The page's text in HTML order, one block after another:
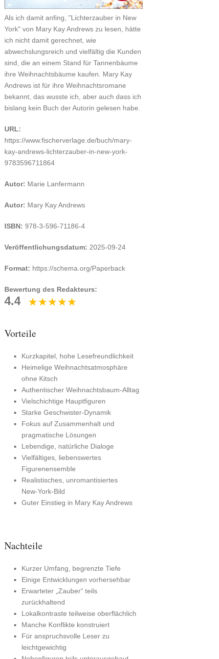
Als ich damit anfing, "Lichterzauber in New
York" von Mary Kay Andrews zu lesen, hätte
ich nicht damit gerechnet, wie
abwechslungsreich und vielfältig die Kunden
sind, die an einem Stand für Tannenbäume
ihre Weihnachtsbäume kaufen. Mary Kay
Andrews ist für ihre Weihnachtsromane
bekannt, das wusste ich, aber auch dass ich
bislang kein Buch der Autorin gelesen habe.
URL:
https://www.fischerverlage.de/buch/mary-
kay-andrews-lichterzauber-in-new-york-
9783596711864
Autor: Marie Lanfermann
Autor: Mary Kay Andrews
ISBN: 978-3-596-71186-4
Veröffentlichungsdatum: 2025-09-24
Format: https://schema.org/Paperback
Bewertung des Redakteurs:
4.4
Vorteile
Kurzkapitel, hohe Lesefreundlichkeit
Heimelige Weihnachtsatmosphäre
ohne Kitsch
Authentischer Weihnachtsbaum-Alltag
Vielschichtige Hauptfiguren
Starke Geschwister-Dynamik
Fokus auf Zusammenhalt und
pragmatische Lösungen
Lebendige, natürliche Dialoge
Vielfältiges, liebenswertes
Figurenensemble
Realistisches, unromantisiertes
New‑York-Bild
Guter Einstieg in Mary Kay Andrews
Nachteile
Kurzer Umfang, begrenzte Tiefe
Einige Entwicklungen vorhersehbar
Erwarteter „Zauber“ teils
zurückhaltend
Lokalkontraste teilweise oberflächlich
Manche Konflikte konstruiert
Für anspruchsvolle Leser zu
leichtgewichtig